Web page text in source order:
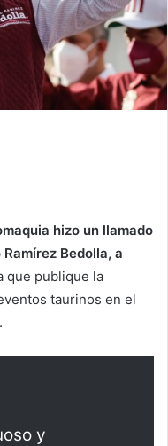
hizo un llamado
Bedolla, a
que publique la
taurinos en el
y